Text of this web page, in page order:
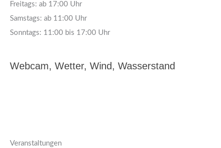
Freitags: ab 17:00 Uhr
Samstags: ab 11:00 Uhr
Sonntags: 11:00 bis 17:00 Uhr
Webcam, Wetter, Wind, Wasserstand
Veranstaltungen